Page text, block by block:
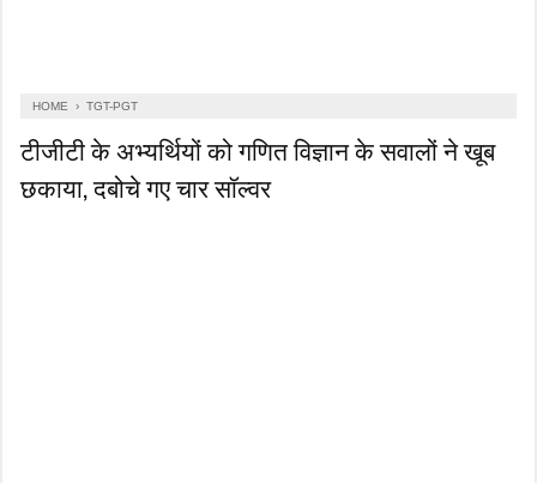
HOME ›TGT-PGT
टीजीटी के अभ्यर्थियों को गणित विज्ञान के सवालों ने खूब
छकाया, दबोचे गए चार सॉल्वर